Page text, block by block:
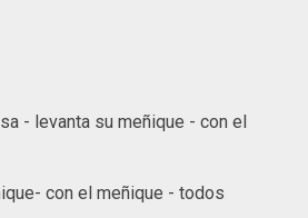
- levanta su meñique - con el
con el meñique - todos